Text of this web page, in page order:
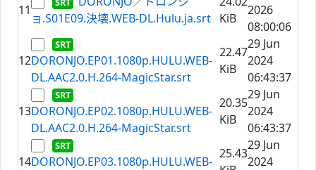
11
ョ.S01E09.決壊.WEB-DL.Hulu.ja.srt KiB
2026
08:00:06
12DORONJO.EP01.1080p.HULU.WEB-
DL.AAC2.0.H.264-MagicStar.srt
22.47
KiB
29 Jun
2024
06:43:37
13DORONJO.EP02.1080p.HULU.WEB-
DL.AAC2.0.H.264-MagicStar.srt
20.35
KiB
29 Jun
2024
06:43:37
14DORONJO.EP03.1080p.HULU.WEB-
25.43
29 Jun
2024